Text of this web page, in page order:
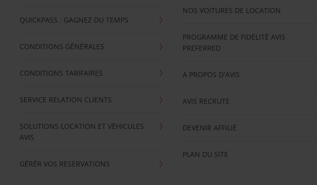
QUICKPASS : GAGNEZ DU TEMPS
CONDITIONS GÉNÉRALES
CONDITIONS TARIFAIRES
SERVICE RELATION CLIENTS
SOLUTIONS LOCATION ET VÉHICULES
AVIS
GÉRÉR VOS RESERVATIONS
NOS VOITURES DE LOCATION
PROGRAMME DE FIDÉLITÉ AVIS
PREFERRED
A PROPOS D'AVIS
AVIS RECRUTE
DEVENIR AFFILIÉ
PLAN DU SITE